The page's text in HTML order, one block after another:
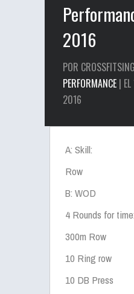
2016
POR
PERFORMANCE |
2016
A: Skill:
Row
B: WOD
4 Rounds for time:
300m Row
10 Ring row
10 DB Press